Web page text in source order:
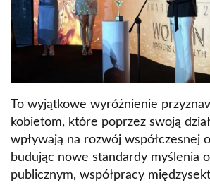
To wyjątkowe wyróżnienie
kobietom, które poprzez swoją
wpływają na rozwój współczesnej
budując nowe standardy myślenia
publicznym, współpracy